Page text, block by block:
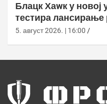
Блацк Хаwк у новој
тестира лансирање
дронова
5. август 2026. | 16:00